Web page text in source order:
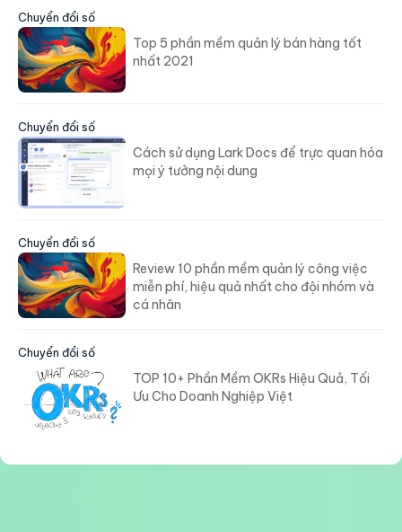
Chuyển đổi số
Top 5 phần mềm quản lý bán hàng tốt
nhất 2021
Chuyển đổi số
Cách sử dụng Lark Docs để trực quan hóa
mọi ý tưởng nội dung
Chuyển đổi số
Review 10 phần mềm quản lý công việc
miễn phí, hiệu quả nhất cho đội nhóm và
cá nhân
Chuyển đổi số
TOP 10+ Phần Mềm OKRs Hiệu Quả, Tối
Ưu Cho Doanh Nghiệp Việt